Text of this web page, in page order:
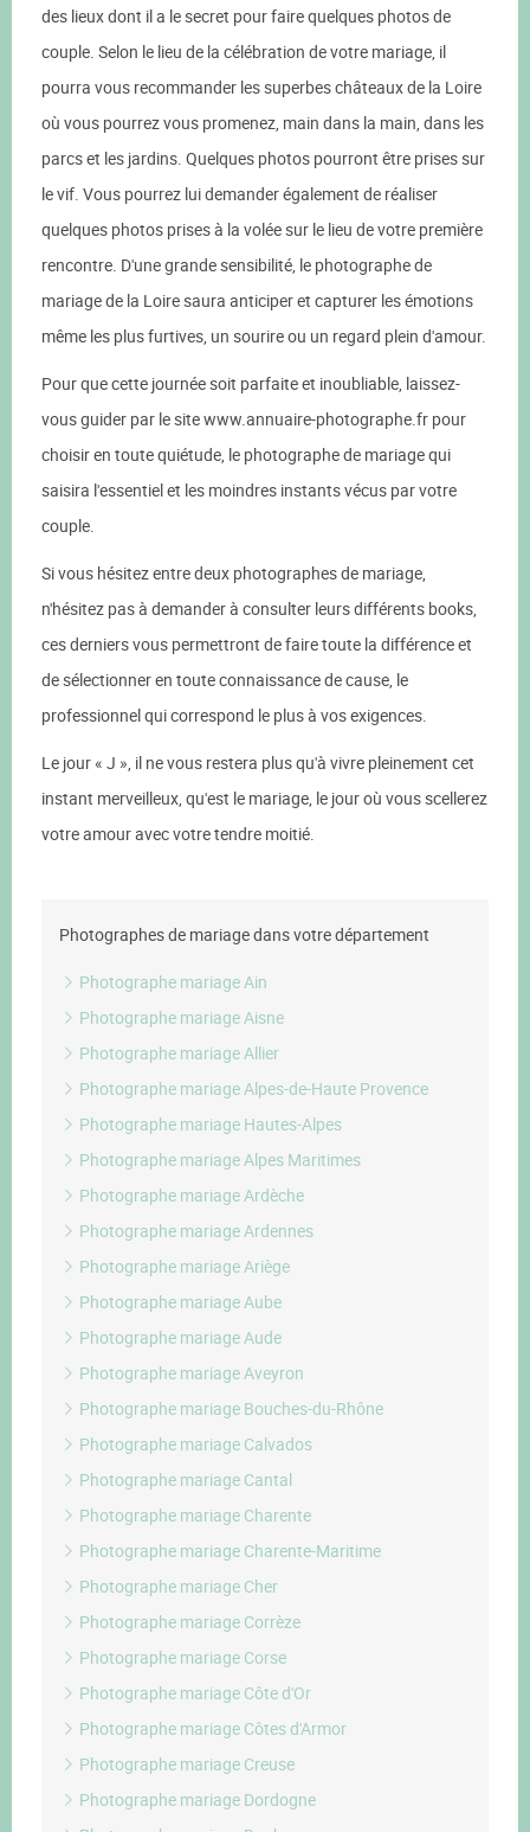
des lieux dont il a le secret pour faire quelques photos de
couple. Selon le lieu de la célébration de votre mariage, il
pourra vous recommander les superbes châteaux de la Loire
où vous pourrez vous promenez, main dans la main, dans les
parcs et les jardins. Quelques photos pourront être prises sur
le vif. Vous pourrez lui demander également de réaliser
quelques photos prises à la volée sur le lieu de votre première
rencontre. D'une grande sensibilité, le photographe de
mariage de la Loire saura anticiper et capturer les émotions
même les plus furtives, un sourire ou un regard plein d'amour.
Pour que cette journée soit parfaite et inoubliable, laissez-
vous guider par le site www.annuaire-photographe.fr pour
choisir en toute quiétude, le photographe de mariage qui
saisira l'essentiel et les moindres instants vécus par votre
couple.
Si vous hésitez entre deux photographes de mariage,
n'hésitez pas à demander à consulter leurs différents books,
ces derniers vous permettront de faire toute la différence et
de sélectionner en toute connaissance de cause, le
professionnel qui correspond le plus à vos exigences.
Le jour « J », il ne vous restera plus qu'à vivre pleinement cet
instant merveilleux, qu'est le mariage, le jour où vous scellerez
votre amour avec votre tendre moitié.
Photographes de mariage dans votre département
Photographe mariage Ain
Photographe mariage Aisne
Photographe mariage Allier
Photographe mariage Alpes-de-Haute Provence
Photographe mariage Hautes-Alpes
Photographe mariage Alpes Maritimes
Photographe mariage Ardèche
Photographe mariage Ardennes
Photographe mariage Ariège
Photographe mariage Aube
Photographe mariage Aude
Photographe mariage Aveyron
Photographe mariage Bouches-du-Rhône
Photographe mariage Calvados
Photographe mariage Cantal
Photographe mariage Charente
Photographe mariage Charente-Maritime
Photographe mariage Cher
Photographe mariage Corrèze
Photographe mariage Corse
Photographe mariage Côte d'Or
Photographe mariage Côtes d'Armor
Photographe mariage Creuse
Photographe mariage Dordogne